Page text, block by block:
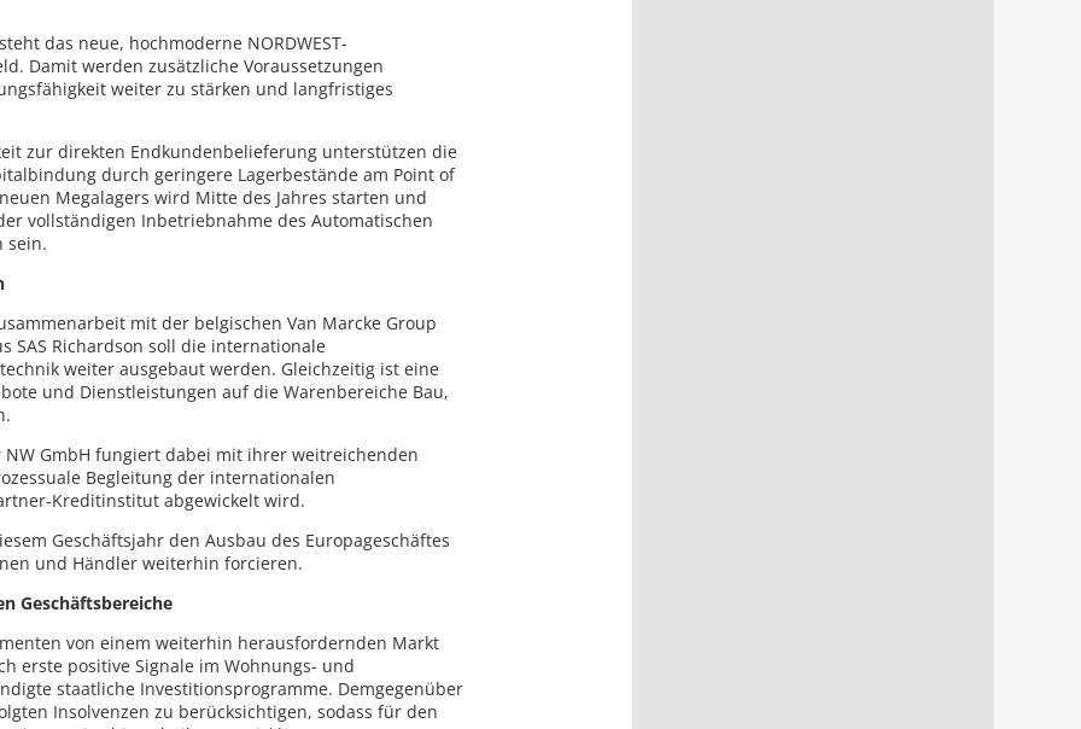
das neue, hochmoderne NORDWEST-
Damit werden zusätzliche Voraussetzungen
weiter zu stärken und langfristiges
zur direkten Endkundenbelieferung unterstützen die
durch geringere Lagerbestände am Point of
Megalagers wird Mitte des Jahres starten und
vollständigen Inbetriebnahme des Automatischen
sein.
mit der belgischen Van Marcke Group
SAS Richardson soll die internationale
weiter ausgebaut werden. Gleichzeitig ist eine
und Dienstleistungen auf die Warenbereiche Bau,
NW GmbH fungiert dabei mit ihrer weitreichenden
Begleitung der internationalen
Kreditinstitut abgewickelt wird.
Geschäftsjahr den Ausbau des Europageschäftes
und Händler weiterhin forcieren.
Geschäftsbereiche
von einem weiterhin herausfordernden Markt
erste positive Signale im Wohnungs- und
staatliche Investitionsprogramme. Demgegenüber
Insolvenzen zu berücksichtigen, sodass für den